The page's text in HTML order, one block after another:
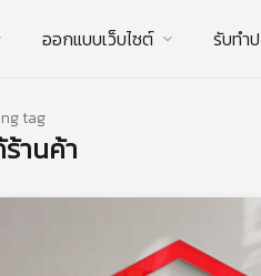
ออกแบบเว็บไซต์ รับทํา
tag
ร้านค้า